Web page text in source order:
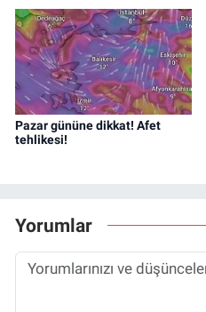
Pazar gününe dikkat! Afet
tehlikesi!
Yorumlar